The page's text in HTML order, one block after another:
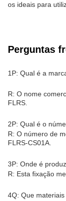
os ideais para
Perguntas
1P: Qual é a
R: O nome
FLRS.
2P: Qual é o
R: O número de
FLRS-CS01A.
3P: Onde é
R: Esta fixação
4Q: Que